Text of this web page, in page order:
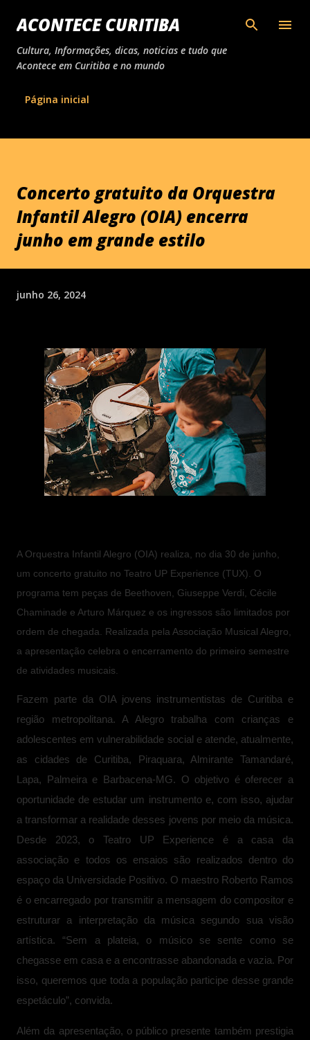
Pular para o conteúdo principal
ACONTECE CURITIBA
Cultura, Informações, dicas, noticias e tudo que
Acontece em Curitiba e no mundo
Página inicial
Concerto gratuito da Orquestra
Infantil Alegro (OIA) encerra
junho em grande estilo
junho 26, 2024
A Orquestra Infantil Alegro (OIA) realiza, no dia 30 de junho,
um concerto gratuito no Teatro UP Experience (TUX). O
programa tem peças de Beethoven, Giuseppe Verdi, Cécile
Chaminade e Arturo Márquez e os ingressos são limitados por
ordem de chegada. Realizada pela Associação Musical Alegro,
a apresentação celebra o encerramento do primeiro semestre
de atividades musicais.
Fazem parte da OIA jovens instrumentistas de Curitiba e
região metropolitana. A Alegro trabalha com crianças e
adolescentes em vulnerabilidade social e atende, atualmente,
as cidades de Curitiba, Piraquara, Almirante Tamandaré,
Lapa, Palmeira e Barbacena-MG. O objetivo é oferecer a
oportunidade de estudar um instrumento e, com isso, ajudar
a transformar a realidade desses jovens por meio da música.
Desde 2023, o Teatro UP Experience é a casa da
associação e todos os ensaios são realizados dentro do
espaço da Universidade Positivo. O maestro Roberto Ramos
é o encarregado por transmitir a mensagem do compositor e
estruturar a interpretação da música segundo sua visão
artística. “Sem a plateia, o músico se sente como se
chegasse em casa e a encontrasse abandonada e vazia. Por
isso, queremos que toda a população participe desse grande
espetáculo”, convida.
Além da apresentação, o público presente também prestigia